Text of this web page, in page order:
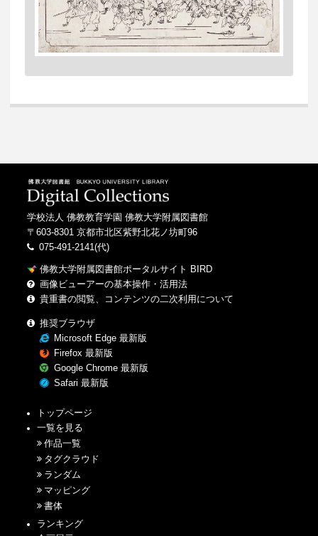
学校法人 佛教教育学園 佛教大学附属図書館
〒603-8301 京都市北区紫野北花ノ坊町96
075-491-2141(代)
佛教大学附属図書館ポータルサイト BIRD
画像ビューアーの基本操作・活用法
貴重書の閲覧、コンテンツの二次利用について
推奨ブラウザ
Microsoft Edge 最新版
Firefox 最新版
Google Chrome 最新版
Safari 最新版
トップページ
一覧を見る
作品一覧
タグクラウド
ランダム
マッピング
書体
ランキング